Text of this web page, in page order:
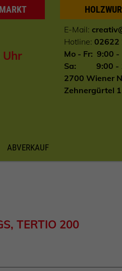
Uhr
E-Mail:
Hotline: 02622
Mo - Fr: 9:00
Sa: 9:00 -
2700 Wiener
Zehnergürtel
ABVERKAUF
TERTIO 200